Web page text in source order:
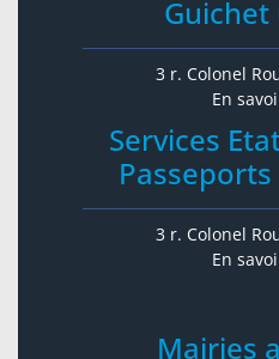
3 r. Colonel
En
Services
3 r. Colonel
En
Mairies